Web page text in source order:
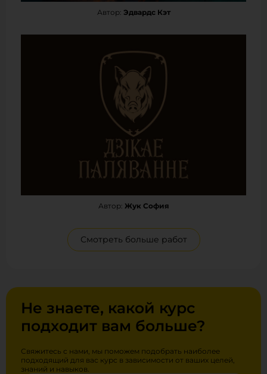
Автор: Эдвардс Кэт
Автор: Жук София
Смотреть больше работ
Не знаете, какой курс
подходит вам больше?
Свяжитесь с нами, мы поможем подобрать наиболее
подходящий для вас курс в зависимости от ваших целей,
знаний и навыков.